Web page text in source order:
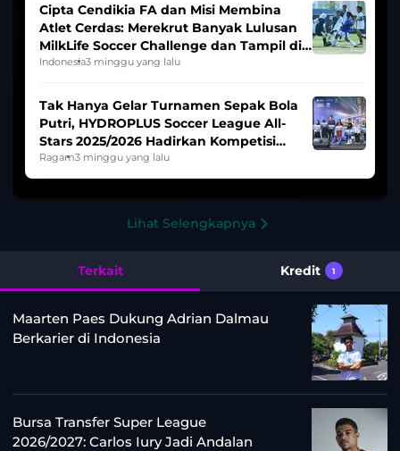
Cipta Cendikia FA dan Misi Membina
Atlet Cerdas: Merekrut Banyak Lulusan
MilkLife Soccer Challenge dan Tampil di
HYDROPLUS Soccer League
Indonesia3 minggu yang lalu
Tak Hanya Gelar Turnamen Sepak Bola
Putri, HYDROPLUS Soccer League All-
Stars 2025/2026 Hadirkan Kompetisi
Band dan Dance
Ragam3 minggu yang lalu
Lihat Selengkapnya
Terkait Kredit 1
Maarten Paes Dukung Adrian Dalmau
Berkarier di Indonesia
Bursa Transfer Super League
2026/2027: Carlos Iury Jadi Andalan